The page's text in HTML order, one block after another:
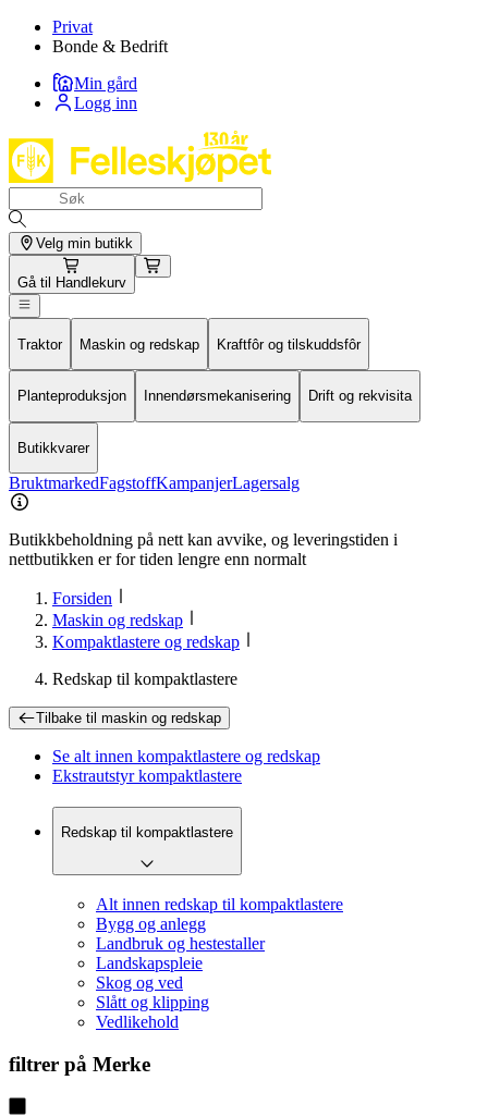
Privat
Bonde & Bedrift
Min gård
Logg inn
Velg min butikk
Gå til Handlekurv
Traktor Maskin og redskap Kraftfôr og tilskuddsfôr
Planteproduksjon Innendørsmekanisering Drift og rekvisita
Butikkvarer
BruktmarkedFagstoffKampanjerLagersalg
Butikkbeholdning på nett kan avvike, og leveringstiden i
nettbutikken er for tiden lengre enn normalt
Forsiden
Maskin og redskap
Kompaktlastere og redskap
Redskap til kompaktlastere
Tilbake til maskin og redskap
Se alt innen kompaktlastere og redskap
Ekstrautstyr kompaktlastere
Redskap til kompaktlastere
Alt innen redskap til kompaktlastere
Bygg og anlegg
Landbruk og hestestaller
Landskapspleie
Skog og ved
Slått og klipping
Vedlikehold
filtrer på Merke